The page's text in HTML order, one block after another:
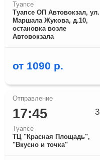
Туапсе
Туапсе ОП Автовокзал, ул.
Маршала Жукова, д.10,
остановка возле
Автовокзала
от 1090 р.
17:45
Туапсе
ТЦ "Красная Площадь",
"Вкусно и точка"
3